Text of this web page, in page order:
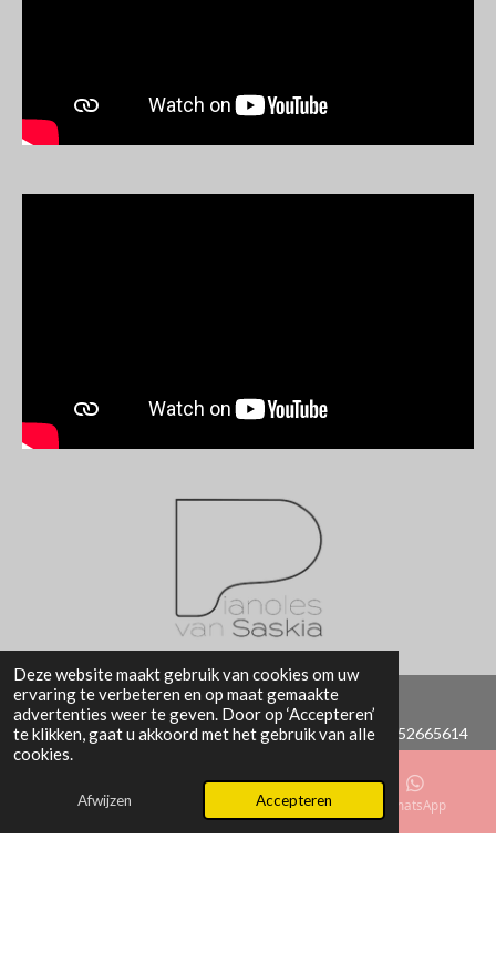
Deze website maakt gebruik van cookies om uw
ervaring te verbeteren en op maat gemaakte
advertenties weer te geven. Door op ‘Accepteren’
te klikken, gaat u akkoord met het gebruik van alle
cookies.
Afwijzen Accepteren
Saskia Roos | Halstraat 2 | 1502VG | Zaandam | T: 06-52665614
Algemene voorwaarden|Privacyverklaring
E-mailadres Telefoonnummer WhatsApp